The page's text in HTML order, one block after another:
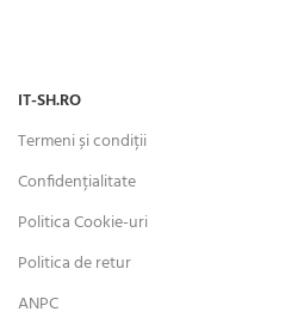
IT-SH.RO
Termeni și condiții
Confidențialitate
Politica Cookie-uri
Politica de retur
ANPC